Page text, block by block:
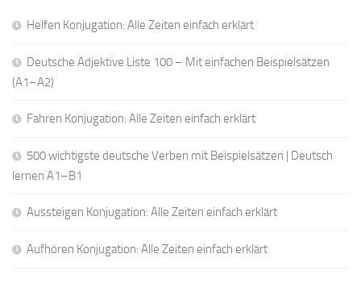
Helfen Konjugation: Alle Zeiten einfach erklärt
Deutsche Adjektive Liste 100 – Mit einfachen Beispielsätzen
(A1–A2)
Fahren Konjugation: Alle Zeiten einfach erklärt
500 wichtigste deutsche Verben mit Beispielsätzen | Deutsch
lernen A1–B1
Aussteigen Konjugation: Alle Zeiten einfach erklärt
Aufhören Konjugation: Alle Zeiten einfach erklärt